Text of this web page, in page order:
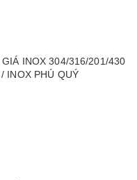
INOX 304/316/201/430
INOX PHÚ QUÝ